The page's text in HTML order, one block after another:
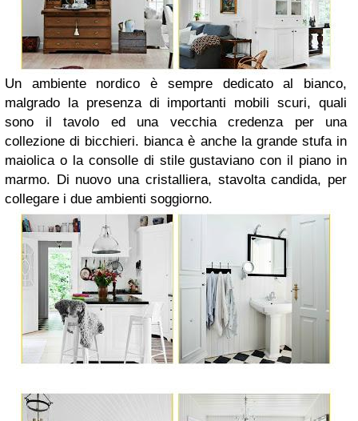
Un ambiente nordico è sempre dedicato al bianco,
malgrado la presenza di importanti mobili scuri, quali
sono il tavolo ed una vecchia credenza per una
collezione di bicchieri. bianca è anche la grande stufa in
maiolica o la consolle di stile gustaviano con il piano in
marmo. Di nuovo una cristalliera, stavolta candida, per
collegare i due ambienti soggiorno.